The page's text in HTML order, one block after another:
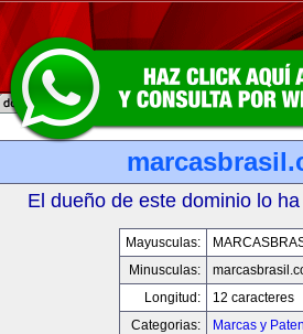
El dueño de este dominio lo
Mayusculas:
Minusculas:
Longitud:
12 caracteres
Categorias:
Marcas y